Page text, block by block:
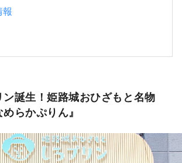
ン誕生！姫路城おひざもと名物
めらかぷりん』